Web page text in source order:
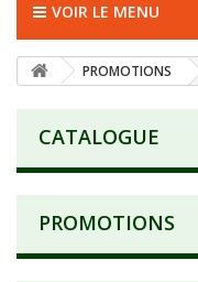
VOIR LE MENU
PROMOTIONS
CATALOGUE
PROMOTIONS